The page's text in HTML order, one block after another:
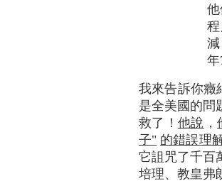
年
我來告訴你
是全美國的問
救了！ 他說 ，
子" 的錯誤理
它詛咒了千百
培理、教皇弗